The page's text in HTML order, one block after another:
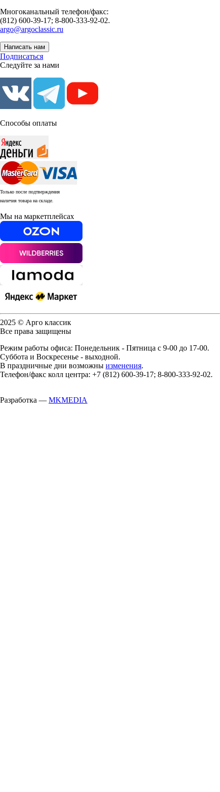
Многоканальный телефон/факс:
(812) 600-39-17; 8-800-333-92-02.
argo@argoclassic.ru
Написать нам
Подписаться
Следуйте за нами
Способы оплаты
Только после подтверждения
наличия товара на складе.
Мы на маркетплейсах
2025 © Арго классик
Все права защищены
Режим работы офиса: Понедельник - Пятница с 9-00 до 17-00.
Суббота и Воскресенье - выходной.
В праздничные дни возможны изменения.
Телефон/факс колл центра: +7 (812) 600-39-17; 8-800-333-92-02.
Разработка — MKMEDIA